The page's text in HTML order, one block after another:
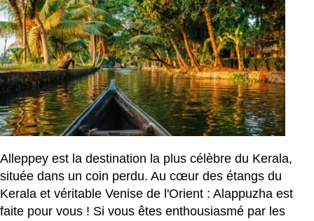
Alleppey est la destination la plus célèbre du Kerala,
située dans un coin perdu. Au cœur des étangs du
Kerala et véritable Venise de l'Orient : Alappuzha est
faite pour vous ! Si vous êtes enthousiasmé par les